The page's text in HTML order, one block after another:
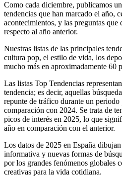
Como cada diciembre, publicamos
tendencias que han marcado el año,
acontecimientos, y las preguntas
respecto al año anterior.
Nuestras listas de las principales
cultura pop, el estilo de vida, los
mucho más en aproximadamente 60
Las listas Top Tendencias
tendencia; es decir, aquellas
repunte de tráfico durante un
comparación con 2024. Se trata de
picos de interés en 2025, lo que
año en comparación con el anterior.
Los datos de 2025 en España
informativa y nuevas formas de
por los grandes fenómenos globales
creativas para la vida cotidiana.